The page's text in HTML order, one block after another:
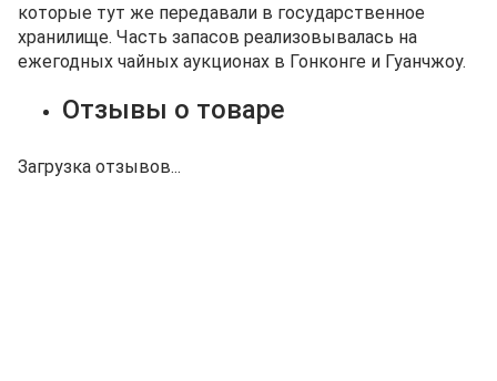
которые тут же передавали в государственное
хранилище. Часть запасов реализовывалась на
ежегодных чайных аукционах в Гонконге и Гуанчжоу.
Отзывы о товаре
Загрузка отзывов...